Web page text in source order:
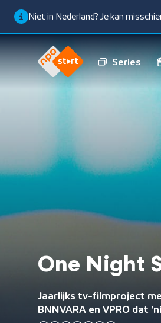
Niet in Nederland? Je kan
Series
One Night
Jaarlijks tv-filmproject
BNNVARA en VPRO dat